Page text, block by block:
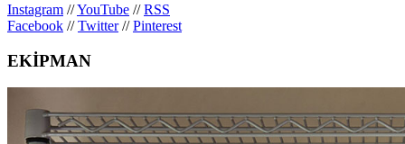
Instagram //YouTube //RSS
Facebook //Twitter//Pinterest
EKİPMAN